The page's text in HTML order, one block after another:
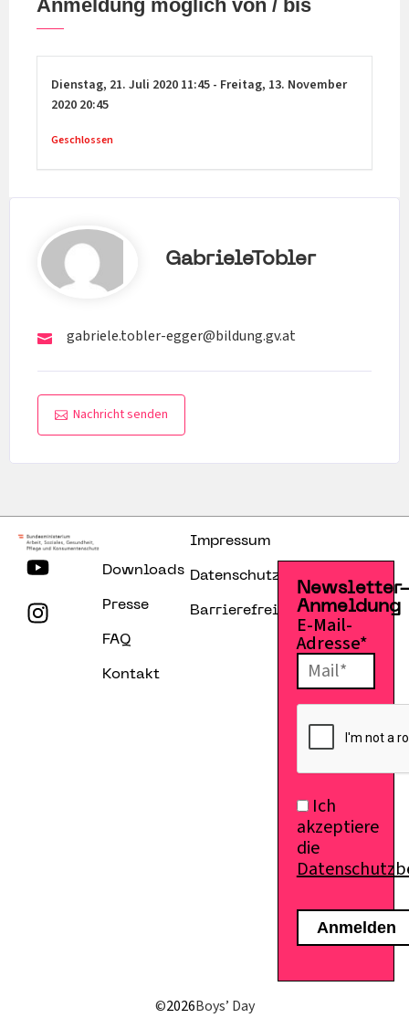
Anmeldung möglich von / bis
Dienstag, 21. Juli 2020 11:45 - Freitag, 13. November
2020 20:45
Geschlossen
GabrieleTobler
gabriele.tobler-egger@bildung.gv.at
Nachricht senden
Downloads
Presse
FAQ
Kontakt
Impressum
Datenschutzerklärung
Barrierefreiheitserklärung
Anmeldung
E-Mail-
Adresse*
Ich
akzeptiere
die
©2026Boys’ Day